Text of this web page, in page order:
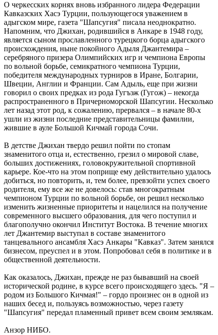
О черкесских корнях вновь избранного лидера Федерации
Кавказских Хасэ Турции, пользующегося уважением в
адыгском мире, газета "Шапсугия" писала неоднократно.
Напомним, что Джихан, родившийся в Анкаре в 1948 году,
является сыном прославленного турецкого борца адыгского
происхождения, ныне покойного Адыля Джантемира –
серебряного призера Олимпийских игр и чемпиона Европы
по вольной борьбе, семикратного чемпиона Турции,
победителя международных турниров в Иране, Болгарии,
Швеции, Англии и Франции. Сам Адыль, еще при жизни
говорил о своих предках из рода Гугъэж (Гугож) – некогда
распространенного в Причерноморской Шапсугии. Несколько
лет назад этот род, к сожалению, прервался – в начале 80-х
ушли из жизни последние представительницы фамилии,
жившие в ауле Большой Кичмай города Сочи.
В детстве Джихан твердо решил пойти по стопам
знаменитого отца и, естественно, грезил о мировой славе,
больших достижениях, головокружительной спортивной
карьере. Кое-что на этом поприще ему действительно удалось
добиться, но повторить, и, тем более, превзойти успех своего
родителя, ему все же не довелось: став многократным
чемпионом Турции по вольной борьбе, он решил несколько
изменить жизненные приоритеты и нацелился на получение
современного высшего образования, для чего поступил и
благополучно окончил Институт Востока. В течение многих
лет Джантемир выступал в составе знаменитого
танцевального ансамбля Хасэ Анкары "Кавказ". Затем занялся
бизнесом, преуспел и в этом. Попробовал себя в политике и в
общественной деятельности.
Как оказалось, Джихан, прежде не раз бывавший на своей
исторической родине, в курсе всего происходящего здесь. "Я –
родом из Большого Кичмая!" – гордо произнес он в одной из
наших бесед и, пользуясь возможностью, через газету
"Шапсугия" передал пламенный привет всем своим землякам.
Анзор НИБО.